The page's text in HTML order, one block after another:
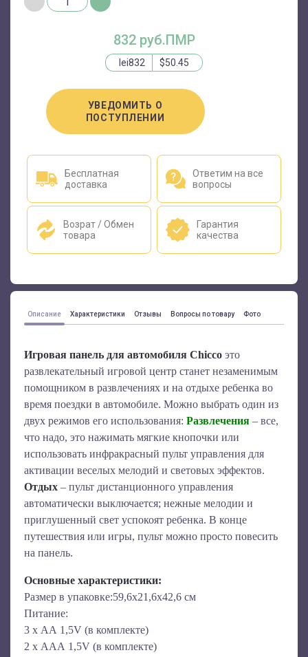
832 руб.ПМР
lei832 $50.45
УВЕДОМИТЬ О
ПОСТУПЛЕНИИ
Бесплатная
доставка
Ответим на все
вопросы
Возрат / Обмен
товара
Гарантия
качества
Описание Характеристики Отзывы Вопросы по товару Фото
Игровая панель для автомобиля Chicco это
развлекательный игровой центр станет незаменимым
помощником в развлечениях и на отдыхе ребенка во
время поездки в автомобиле. Можно выбрать один из
двух режимов его использования: Развлечения – все,
что надо, это нажимать мягкие кнопочки или
использовать инфракрасный пульт управления для
активации веселых мелодий и световых эффектов.
Отдых – пульт дистанционного управления
автоматически выключается; нежные мелодии и
приглушенный свет успокоят ребенка. В конце
путешествия или игры, пульт можно просто повесить
на панель.
Основные характеристики:
Размер в упаковке:59,6х21,6х42,6 см
Питание:
3 х АА 1,5V (в комплекте)
2 х ААА 1,5V (в комплекте)